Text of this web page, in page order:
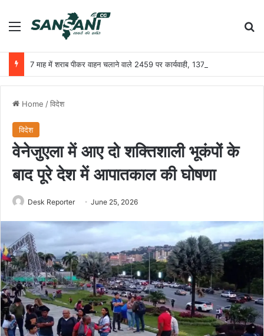
Menu
Home /विदेश
विदेश
वेनेजुएला में आए दो शक्तिशाली भूकंपों के
बाद पूरे देश में आपातकाल की घोषणा
Desk Reporter June 25, 2026